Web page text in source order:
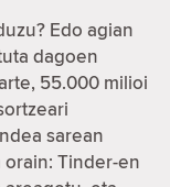
Edo agian
dagoen
55.000 milioi
sarean
Tinder-en